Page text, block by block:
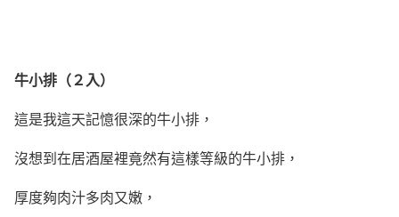
牛小排（２入）
這是我這天記憶很深的牛小排，
沒想到在居酒屋裡竟然有這樣等級的牛小排，
厚度夠肉汁多肉又嫩，